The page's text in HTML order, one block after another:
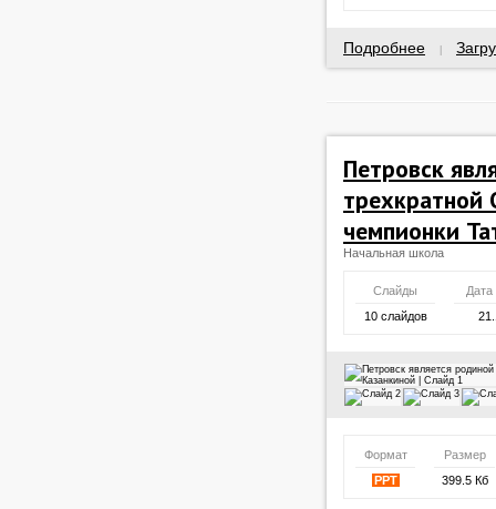
Подробнее
Петровск
трехкратной
чемпионки
Начальная школа
Слайды
Дата
10 слайдов
Формат
Размер
PPT
399.5 Кб